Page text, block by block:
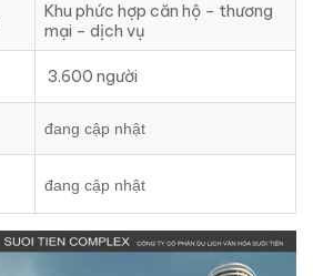
Khu phức hợp căn hộ – thương
mại – dịch vụ
3.600 người
đang cập nhật
đang cập nhật